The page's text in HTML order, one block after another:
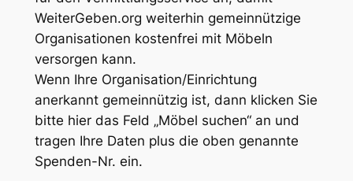
WeiterGeben.org weiterhin gemeinnützige
Organisationen kostenfrei mit Möbeln
versorgen kann.
Wenn Ihre Organisation/Einrichtung
anerkannt gemeinnützig ist, dann klicken Sie
bitte hier das Feld „Möbel suchen“ an und
tragen Ihre Daten plus die oben genannte
Spenden-Nr. ein.